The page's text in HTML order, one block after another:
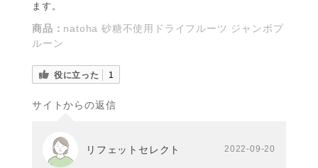
ます。
商品： natoha 砂糖不使用ドライフルーツ ジャンボプ
ルーン
役に立った 1
サイトからの返信
リフェットセレクト 2022-09-20